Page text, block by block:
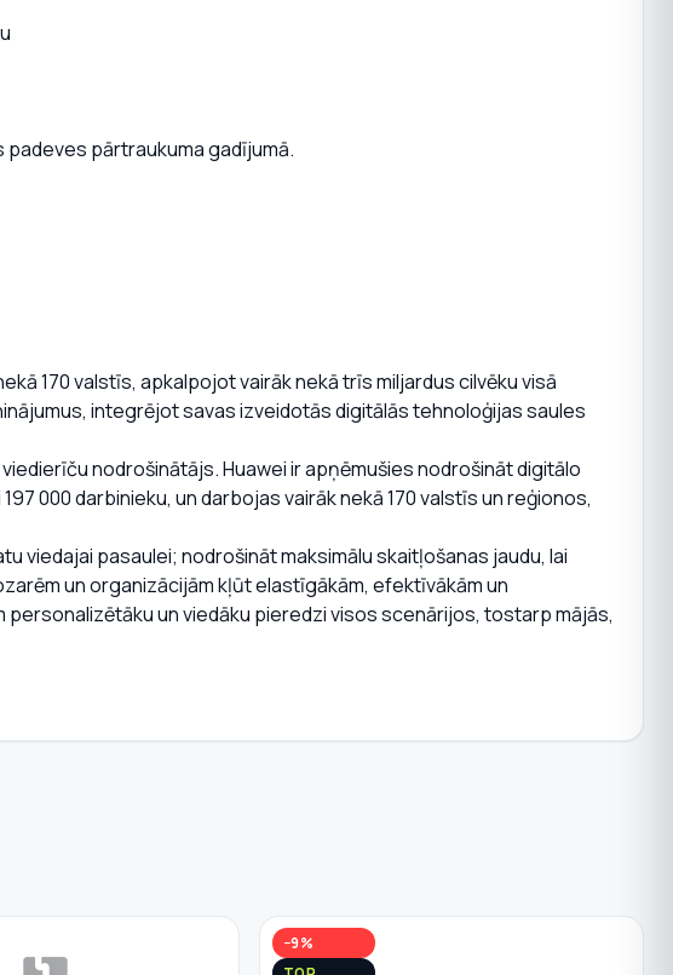
pārtraukuma gadījumā.
170 valstīs, apkalpojot vairāk nekā trīs miljardus cilvēku visā
integrējot savas izveidotās digitālās tehnoloģijas saules
nodrošinātājs. Huawei ir apņēmušies nodrošināt digitālo
000 darbinieku, un darbojas vairāk nekā 170 valstīs un reģionos,
viedajai pasaulei; nodrošināt maksimālu skaitļošanas jaudu, lai
un organizācijām kļūt elastīgākām, efektīvākām un
un viedāku pieredzi visos scenārijos, tostarp mājās,
−9%